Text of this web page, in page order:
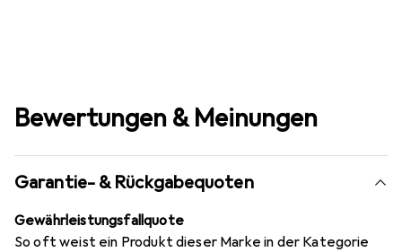
Bewertungen & Meinungen
Garantie- & Rückgabequoten
Gewährleistungsfallquote
So oft weist ein Produkt dieser Marke in der Kategorie